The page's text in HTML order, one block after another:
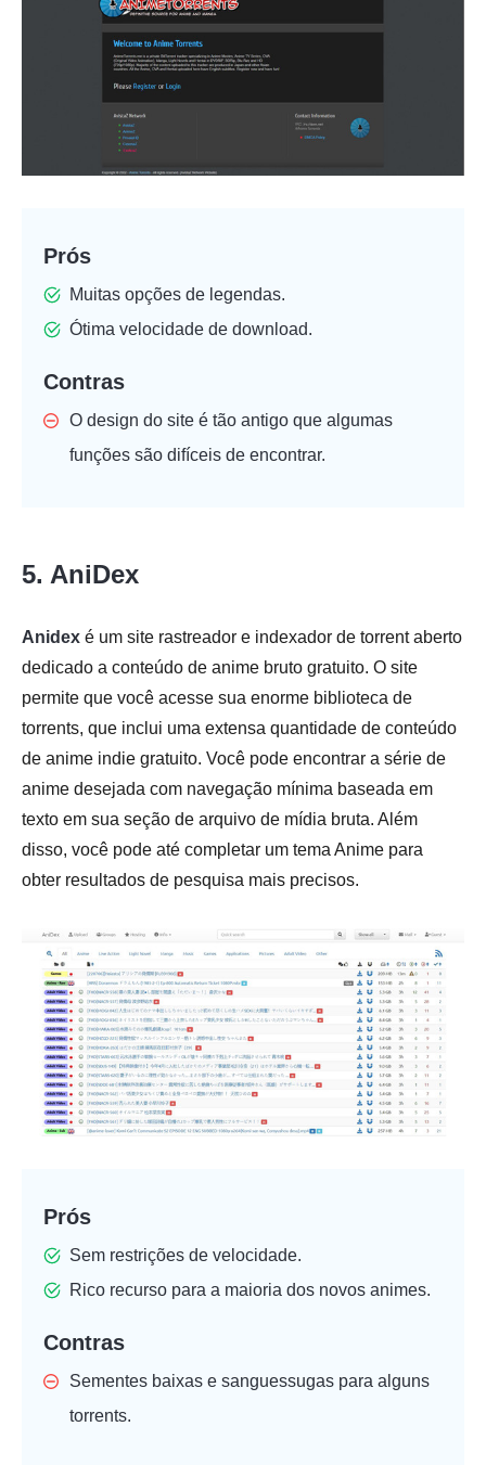
Prós
Muitas opções de legendas.
Ótima velocidade de download.
Contras
O design do site é tão antigo que algumas
funções são difíceis de encontrar.
5. AniDex
Anidex é um site rastreador e indexador de torrent aberto
dedicado a conteúdo de anime bruto gratuito. O site
permite que você acesse sua enorme biblioteca de
torrents, que inclui uma extensa quantidade de conteúdo
de anime indie gratuito. Você pode encontrar a série de
anime desejada com navegação mínima baseada em
texto em sua seção de arquivo de mídia bruta. Além
disso, você pode até completar um tema Anime para
obter resultados de pesquisa mais precisos.
Prós
Sem restrições de velocidade.
Rico recurso para a maioria dos novos animes.
Contras
Sementes baixas e sanguessugas para alguns
torrents.